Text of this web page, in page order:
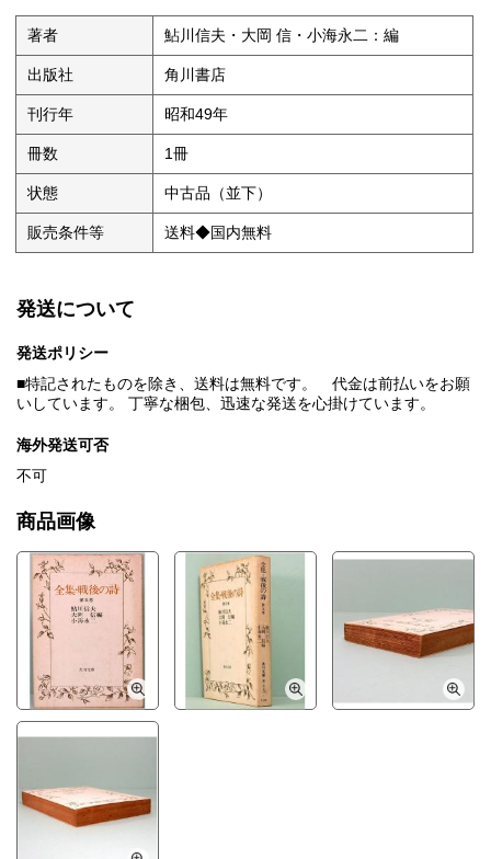
著者 鮎川信夫・大岡 信・小海永二：編
出版社 角川書店
刊行年 昭和49年
冊数 1冊
状態 中古品（並下）
販売条件等 送料◆国内無料
発送について
発送ポリシー
■特記されたものを除き、送料は無料です。 代金は前払いをお願
いしています。 丁寧な梱包、迅速な発送を心掛けています。
海外発送可否
不可
商品画像